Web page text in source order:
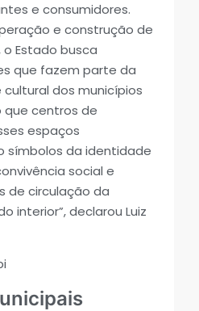
e consumidores.
e construção de
Estado busca
que fazem parte da
dos municípios
que centros de
espaços
símbolos da identidade
social e
de circulação da
interior”, declarou Luiz